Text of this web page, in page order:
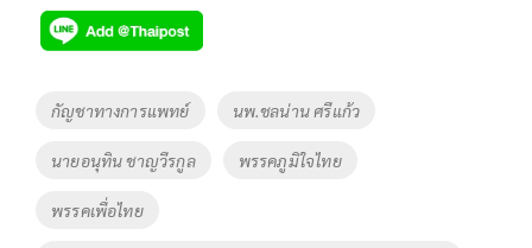
e
b
o
k
tt
er
p
y
Li
k
Tags
กัญชาทางการแพทย์ นพ.ชลน่าน ศรีแก้ว
นายอนุทิน ชาญวีรกูล พรรคภูมิใจไทย
พรรคเพื่อไทย